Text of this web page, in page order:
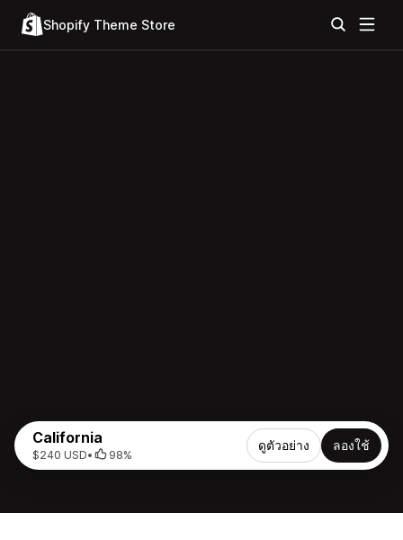
Shopify Theme Store
California
$240 USD• 98%
ดูตัวอย่าง ลองใช้